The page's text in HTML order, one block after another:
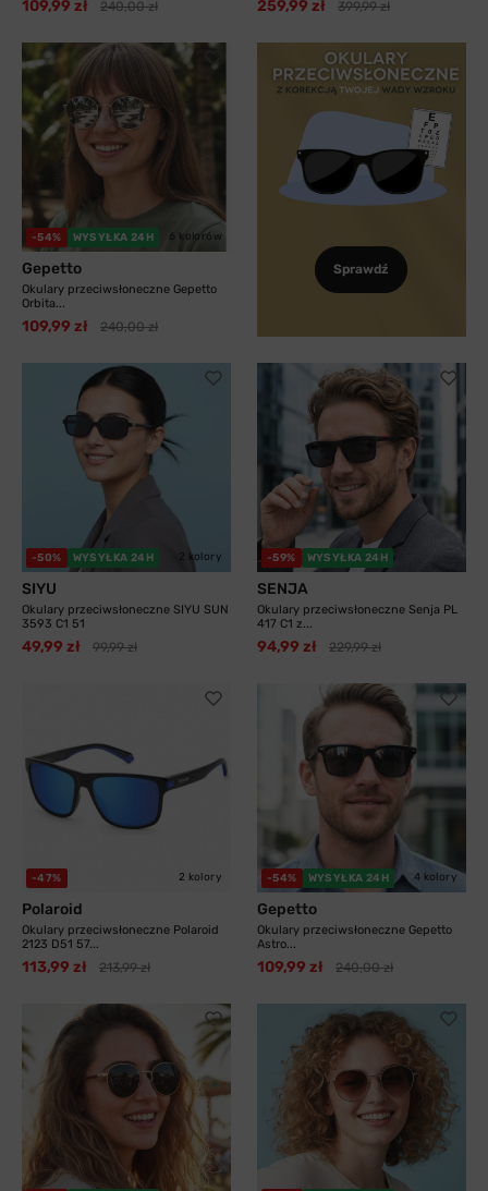
109,99 zł 240,00 zł 259,99 zł 399,99 zł
-54% WYSYŁKA 24H 6 kolorów
Gepetto
Okulary przeciwsłoneczne Gepetto
Orbita...
109,99 zł 240,00 zł
Sprawdź
-50% WYSYŁKA 24H 2 kolory
SIYU
Okulary przeciwsłoneczne SIYU SUN
3593 C1 51
49,99 zł 99,99 zł
-59% WYSYŁKA 24H
SENJA
Okulary przeciwsłoneczne Senja PL
417 C1 z...
94,99 zł 229,99 zł
-47% 2 kolory
Polaroid
Okulary przeciwsłoneczne Polaroid
2123 D51 57...
113,99 zł 213,99 zł
-54% WYSYŁKA 24H 4 kolory
Gepetto
Okulary przeciwsłoneczne Gepetto
Astro...
109,99 zł 240,00 zł